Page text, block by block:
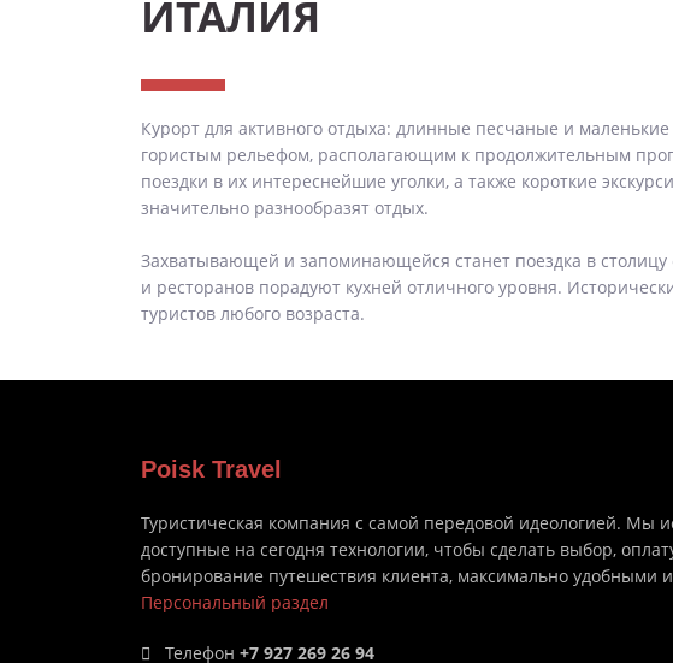
ИТАЛИЯ
Курорт для активного отдыха: длинные песчаные и
гористым рельефом, располагающим к продолжительным
поездки в их интереснейшие уголки, а также короткие
значительно разнообразят отдых.
Захватывающей и запоминающейся станет поездка в
и ресторанов порадуют кухней отличного уровня.
туристов любого возраста.
Poisk Travel
Туристическая компания с самой передовой идеологией. Мы
доступные на сегодня технологии, чтобы сделать выбор,
бронирование путешествия клиента, максимально удобными
Персональный раздел
Телефон +7 927 269 26 94